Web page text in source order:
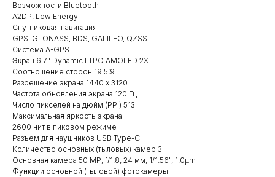
Возможности Bluetooth
A2DP, Low Energy
Спутниковая навигация
GPS, GLONASS, BDS, GALILEO, QZSS
Система A-GPS
Экран 6.7" Dynamic LTPO AMOLED 2X
Соотношение сторон 19.5:9
Разрешение экрана 1440 x 3120
Частота обновления экрана 120 Гц
Число пикселей на дюйм (PPI) 513
Максимальная яркость экрана
2600 нит в пиковом режиме
Разъем для наушников USB Type-C
Количество основных (тыловых) камер 3
Основная камера 50 MP, f/1.8, 24 мм, 1/1.56", 1.0µm
Функции основной (тыловой) фотокамеры